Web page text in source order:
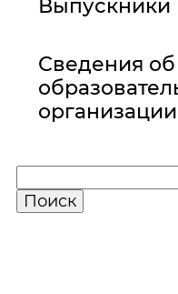
Выпускники
Сведения об
организации